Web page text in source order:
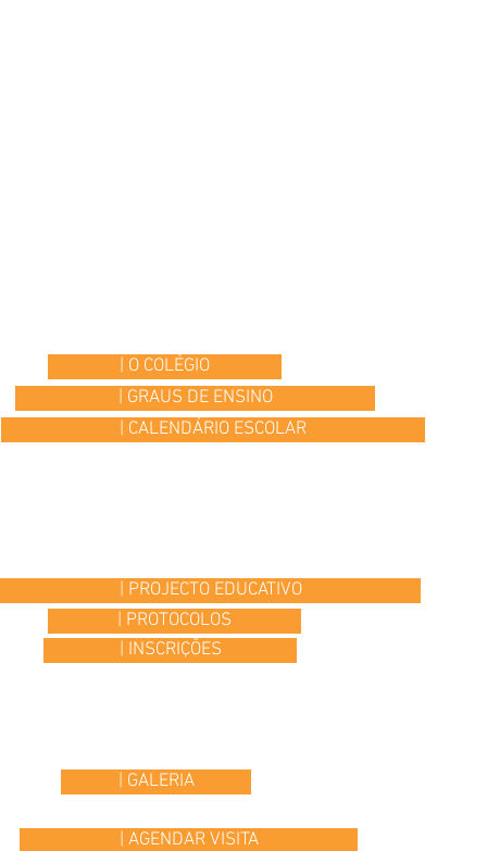
| O COLÉGIO
| GRAUS DE ENSINO
| CALENDÁRIO ESCOLAR
| PROJECTO EDUCATIVO
| PROTOCOLOS
| INSCRIÇÕES
| GALERIA
| AGENDAR VISITA